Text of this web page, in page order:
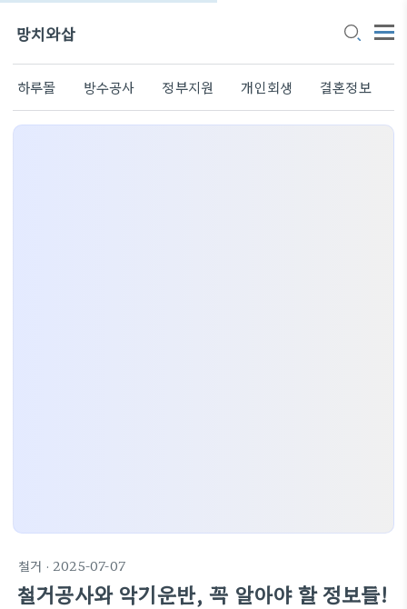
망치와삽
하루몰 방수공사 정부지원 개인회생 결혼정보
철거 · 2025-07-07
철거공사와 악기운반, 꼭 알아야 할 정보들!